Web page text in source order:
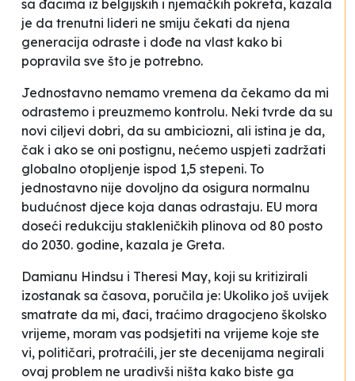
sa đacima iz belgijskih i njemačkih pokreta, kazala
je da trenutni lideri ne smiju čekati da njena
generacija odraste i dođe na vlast kako bi
popravila sve što je potrebno.
Jednostavno nemamo vremena da čekamo da mi
odrastemo i preuzmemo kontrolu. Neki tvrde da su
novi ciljevi dobri, da su ambiciozni, ali istina je da,
čak i ako se oni postignu, nećemo uspjeti zadržati
globalno otopljenje ispod 1,5 stepeni. To
jednostavno nije dovoljno da osigura normalnu
budućnost djece koja danas odrastaju. EU mora
doseći redukciju stakleničkih plinova od 80 posto
do 2030. godine, kazala je Greta.
Damianu Hindsu i Theresi May, koji su kritizirali
izostanak sa časova, poručila je: Ukoliko još uvijek
smatrate da mi, đaci, traćimo dragocjeno školsko
vrijeme, moram vas podsjetiti na vrijeme koje ste
vi, političari, protraćili, jer ste decenijama negirali
ovaj problem ne uradivši ništa kako biste ga